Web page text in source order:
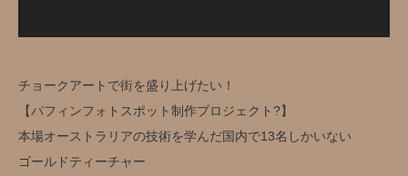
チョークアートで街を盛り上げたい！
【パフィンフォトスポット制作プロジェクト?】
本場オーストラリアの技術を学んだ国内で13名しかいない
ゴールドティーチャー